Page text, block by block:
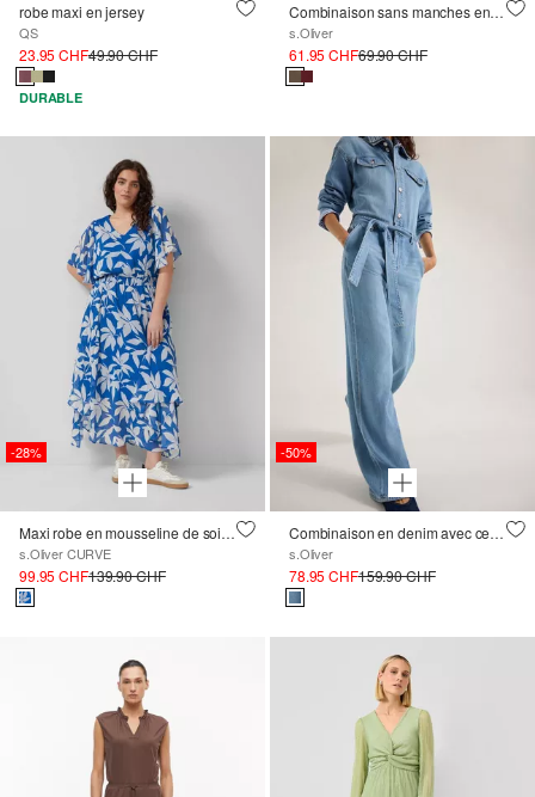
robe maxi en jersey
QS
23.95 CHF49.90 CHF
DURABLE
Combinaison sans manches en jersey interlock avec ceinture
s.Oliver
61.95 CHF69.90 CHF
-28%
Maxi robe en mousseline de soie avec taille smockée
s.Oliver CURVE
99.95 CHF139.90 CHF
-50%
Combinaison en denim avec ceinture
s.Oliver
78.95 CHF159.90 CHF